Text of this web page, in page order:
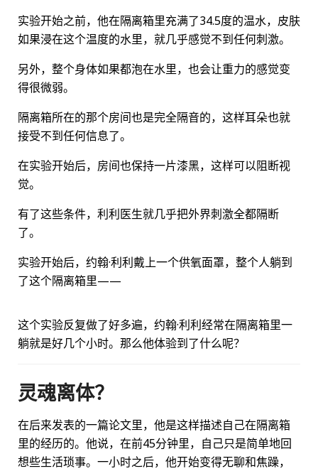
实验开始之前，他在隔离箱里充满了34.5度的温水，皮肤
如果浸在这个温度的水里，就几乎感觉不到任何刺激。
另外，整个身体如果都泡在水里，也会让重力的感觉变
得很微弱。
隔离箱所在的那个房间也是完全隔音的，这样耳朵也就
接受不到任何信息了。
在实验开始后，房间也保持一片漆黑，这样可以阻断视
觉。
有了这些条件，利利医生就几乎把外界刺激全都隔断
了。
实验开始后，约翰·利利戴上一个供氧面罩，整个人躺到
了这个隔离箱里——
这个实验反复做了好多遍，约翰·利利经常在隔离箱里一
躺就是好几个小时。那么他体验到了什么呢？
灵魂离体？
在后来发表的一篇论文里，他是这样描述自己在隔离箱
里的经历的。他说，在前45分钟里，自己只是简单地回
想些生活琐事。一小时之后，他开始变得无聊和焦躁，